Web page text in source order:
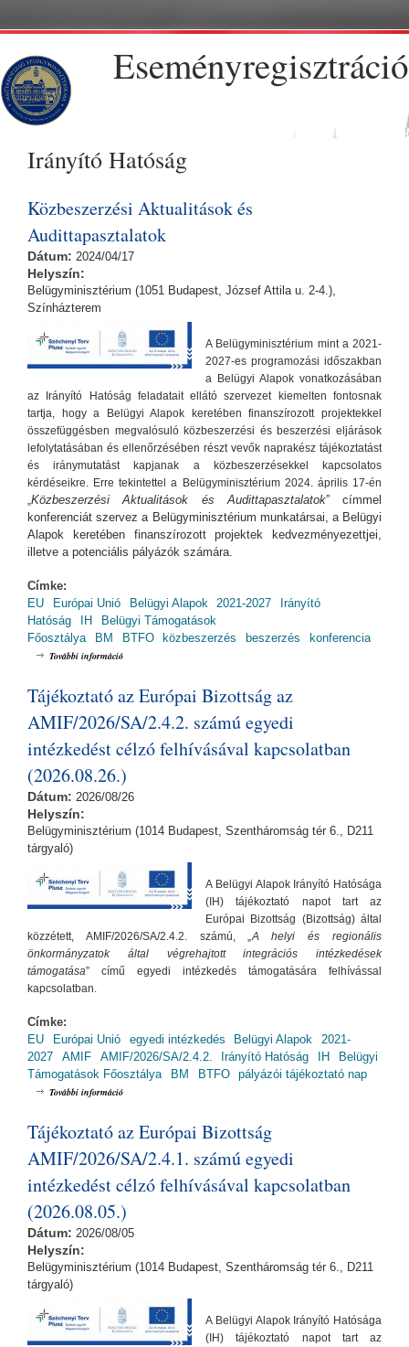
Eseményregisztráció
Irányító Hatóság
Közbeszerzési Aktualitások és
Audittapasztalatok
Dátum: 2024/04/17
Helyszín:
Belügyminisztérium (1051 Budapest, József Attila u. 2-4.),
Színházterem
A Belügyminisztérium mint a 2021-
2027-es programozási időszakban
a Belügyi Alapok vonatkozásában
az Irányító Hatóság feladatait ellátó szervezet kiemelten fontosnak
tartja, hogy a Belügyi Alapok keretében finanszírozott projektekkel
összefüggésben megvalósuló közbeszerzési és beszerzési eljárások
lefolytatásában és ellenőrzésében részt vevők naprakész tájékoztatást
és iránymutatást kapjanak a közbeszerzésekkel kapcsolatos
kérdéseikre. Erre tekintettel a Belügyminisztérium 2024. április 17-én
Közbeszerzési Aktualitások és Audittapasztalatok” címmel
konferenciát szervez a Belügyminisztérium munkatársai, a Belügyi
Alapok keretében finanszírozott projektek kedvezményezettjei,
illetve a potenciális pályázók számára.
Címke:
EU
Európai Unió Belügyi Alapok 2021-2027
Irányító
Hatóság
IH
Belügyi Támogatások
Főosztálya
BM BTFO közbeszerzés beszerzés konferencia
További információ
Tájékoztató az Európai Bizottság az
AMIF/2026/SA/2.4.2. számú egyedi
intézkedést célzó felhívásával kapcsolatban
(2026.08.26.)
Dátum: 2026/08/26
Helyszín:
Belügyminisztérium (1014 Budapest, Szentháromság tér 6., D211
tárgyaló)
A Belügyi Alapok Irányító Hatósága
(IH) tájékoztató napot tart az
Európai Bizottság (Bizottság) által
közzétett, AMIF/2026/SA/2.4.2. számú, „ A helyi és regionális
önkormányzatok által végrehajtott integrációs intézkedések
támogatása” című egyedi intézkedés támogatására felhívással
kapcsolatban.
Címke:
EU
Európai Unió egyedi intézkedés Belügyi Alapok
2021-
2027
AMIF AMIF/2026/SA/2.4.2. Irányító Hatóság IH
Belügyi
Támogatások Főosztálya
BM BTFO pályázói tájékoztató nap
További információ
Tájékoztató az Európai Bizottság
AMIF/2026/SA/2.4.1. számú egyedi
intézkedést célzó felhívásával kapcsolatban
(2026.08.05.)
Dátum: 2026/08/05
Helyszín:
Belügyminisztérium (1014 Budapest, Szentháromság tér 6., D211
tárgyaló)
A Belügyi Alapok Irányító Hatósága
(IH) tájékoztató napot tart az